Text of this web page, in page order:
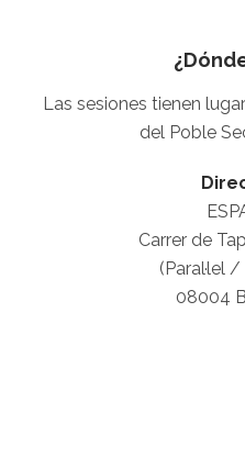
Las sesiones tienen
del Poble
Carrer de
(Paral·lel
08004